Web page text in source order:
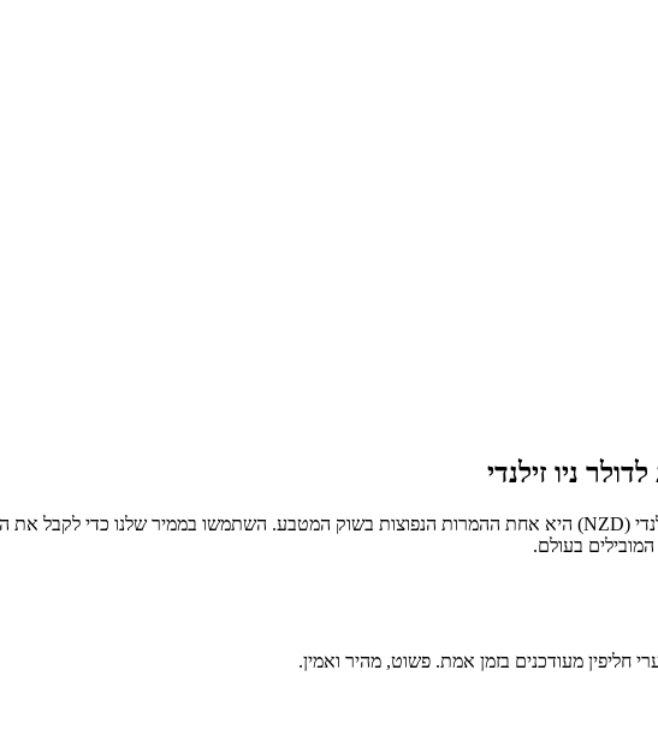
לדולר ניו זילנדי
(
NZD) היא אחת ההמרות הנפוצות בשוק המטבע. השתמשו בממיר שלנו כדי לקבל את
בעולם.
מעודכנים בזמן אמת. פשוט, מהיר ואמין.